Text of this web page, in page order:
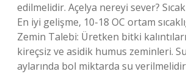
edilmelidir. Açelya nereyi sever?
En iyi gelişme, 10-18 OC ortam
Zemin Talebi: Üretken bitki
kireçsiz ve asidik humus zeminleri.
aylarında bol miktarda su